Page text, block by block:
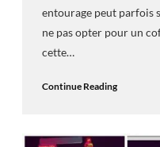
entourage peut parfois
ne pas opter pour un
cette…
Continue Reading